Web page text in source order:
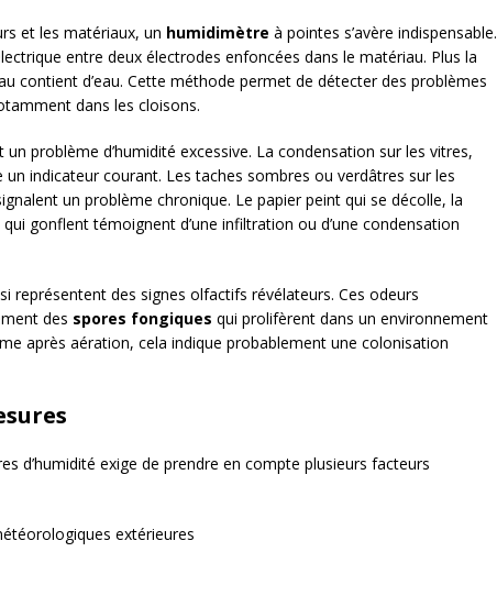
et les matériaux, un humidimètre à pointes s’avère indispensable.
entre deux électrodes enfoncées dans le matériau. Plus la
contient d’eau. Cette méthode permet de détecter des problèmes
dans les cloisons.
problème d’humidité excessive. La condensation sur les vitres,
indicateur courant. Les taches sombres ou verdâtres sur les
un problème chronique. Le papier peint qui se décolle, la
gonflent témoignent d’une infiltration ou d’une condensation
représentent des signes olfactifs révélateurs. Ces odeurs
des spores fongiques qui prolifèrent dans un environnement
après aération, cela indique probablement une colonisation
d’humidité exige de prendre en compte plusieurs facteurs
extérieures